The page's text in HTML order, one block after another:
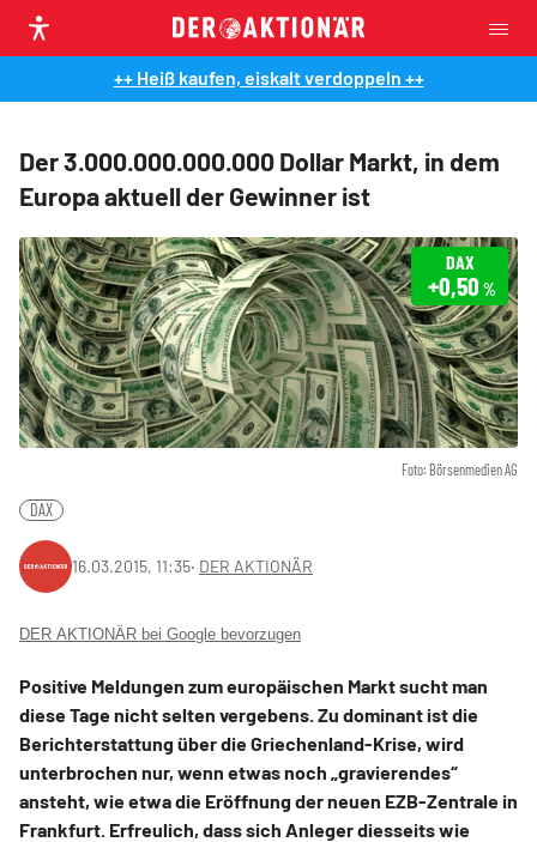
++ Heiß kaufen, eiskalt verdoppeln ++
Der 3.000.000.000.000 Dollar Markt, in dem
Europa aktuell der Gewinner ist
Foto: Börsenmedien AG
DAX
+0,50 %
DAX
16.03.2015, 11:35‧ DER AKTIONÄR
DER AKTIONÄR bei Google bevorzugen
Positive Meldungen zum europäischen Markt sucht man
diese Tage nicht selten vergebens. Zu dominant ist die
Berichterstattung über die Griechenland-Krise, wird
unterbrochen nur, wenn etwas noch „gravierendes“
ansteht, wie etwa die Eröffnung der neuen EZB-Zentrale in
Frankfurt. Erfreulich, dass sich Anleger diesseits wie